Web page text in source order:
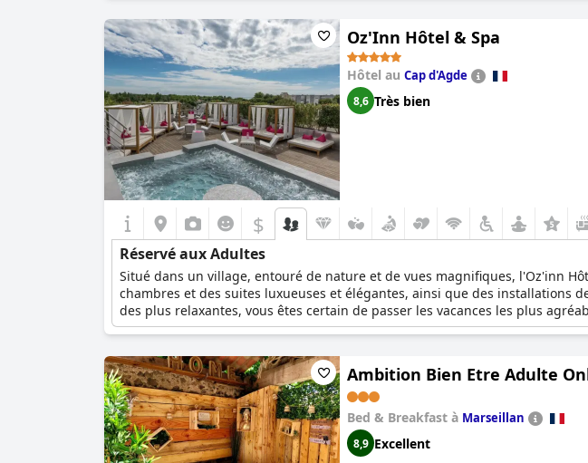
choix idéal pour les couples à la recherche d'une escapade inoubliable.
Oz'Inn Hôtel & Spa
Hôtel au Cap d'Agde
8,6 Très bien
$
Réservé aux Adultes
Situé dans un village, entouré de nature et de vues magnifiques, l'Oz'inn
chambres et des suites luxueuses et élégantes, ainsi que des installations
des plus relaxantes, vous êtes certain de passer les vacances les plus
politiques, les enfants ne sont pas autorisés à être hébergés.
Ambition Bien Etre Adulte
Bed & Breakfast à Marseillan
8,9 Excellent